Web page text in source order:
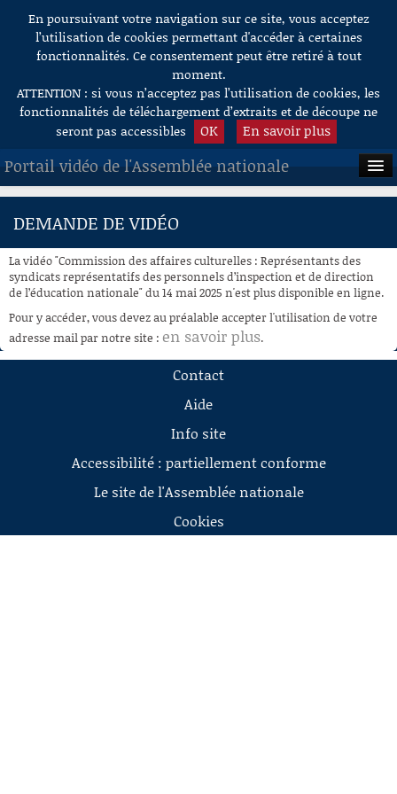
Aller au contenu
En poursuivant votre navigation sur ce site, vous acceptez
l’utilisation de cookies permettant d'accéder à certaines
fonctionnalités. Ce consentement peut être retiré à tout
moment.
ATTENTION : si vous n’acceptez pas l’utilisation de cookies, les
fonctionnalités de téléchargement d’extraits et de découpe ne
seront pas accessibles
OK En savoir plus
Portail vidéo de l'Assemblée nationale
ACCUEIL
À LA DEMANDE
RECHERCHE
AIDE À LA DÉCOUPE
DE VIDÉOS
DEMANDE DE VIDÉO
La vidéo "Commission des affaires culturelles : Représentants des
syndicats représentatifs des personnels d’inspection et de direction
de l’éducation nationale" du 14 mai 2025 n'est plus disponible en ligne.
Pour y accéder, vous devez au préalable accepter l'utilisation de votre
adresse mail par notre site : en savoir plus.
Contact
Aide
Info site
Accessibilité : partiellement conforme
Le site de l'Assemblée nationale
Cookies